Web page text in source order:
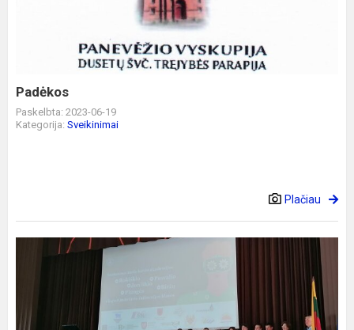
Padėkos
Paskelbta: 2023-06-19
Kategorija: Sveikinimai
Plačiau
kursas